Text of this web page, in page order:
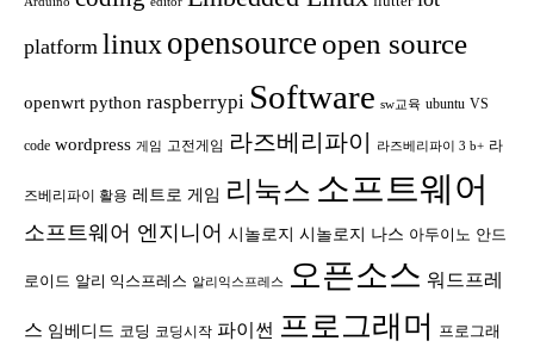
platform linux opensource open source
openwrt python raspberrypi Software sw교육 ubuntu VS
code wordpress 게임 고전게임 라즈베리파이 라즈베리파이 3 b+ 라
즈베리파이 활용 레트로 게임 리눅스 소프트웨어
소프트웨어 엔지니어 시놀로지 시놀로지 나스 아두이노 안드
로이드 알리 익스프레스 알리익스프레스 오픈소스 워드프레
스 임베디드 코딩 코딩시작 파이썬 프로그래머 프로그래